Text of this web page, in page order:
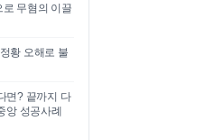
로 무혐의 이끌
황 오해로 불
면? 끝까지 다
앙 성공사례